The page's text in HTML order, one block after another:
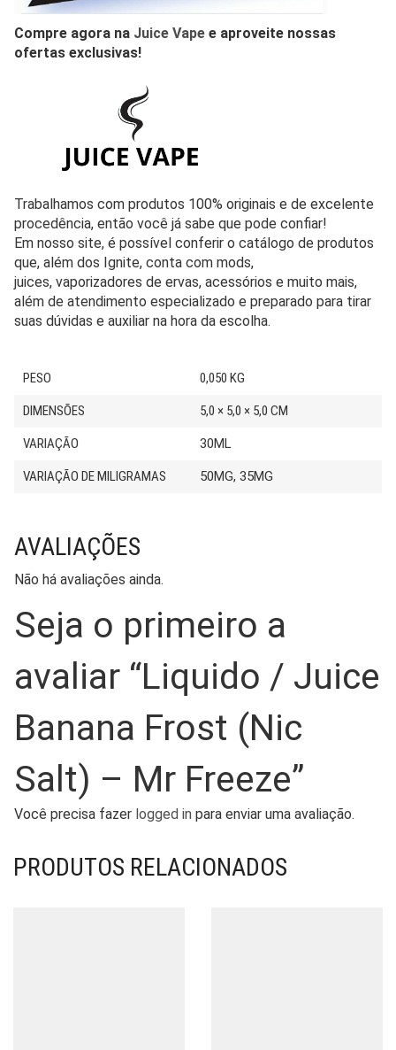
Compre agora na Juice Vape e aproveite nossas
ofertas exclusivas!
Trabalhamos com produtos 100% originais e de excelente
procedência, então você já sabe que pode confiar!
Em nosso site, é possível conferir o catálogo de produtos
que, além dos Ignite, conta com mods,
juices, vaporizadores de ervas, acessórios e muito mais,
além de atendimento especializado e preparado para tirar
suas dúvidas e auxiliar na hora da escolha.
PESO 0,050 KG
DIMENSÕES 5,0 × 5,0 × 5,0 CM
VARIAÇÃO 30ML
VARIAÇÃO DE MILIGRAMAS 50MG, 35MG
AVALIAÇÕES
Não há avaliações ainda.
Seja o primeiro a
avaliar “Liquido / Juice
Banana Frost (Nic
Salt) – Mr Freeze”
Você precisa fazer logged in para enviar uma avaliação.
PRODUTOS RELACIONADOS